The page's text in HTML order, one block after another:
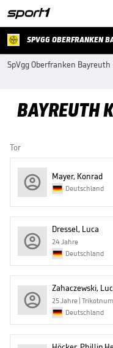
SPVGG OBERFRANKEN
SpVgg Oberfranken Bayreuth
BAYREUTH
Tor
Mayer, Konrad
Deutschland
Dressel, Luca
24 Jahre
Deutschland
Zahaczewski,
25 Jahre |
Deutschland